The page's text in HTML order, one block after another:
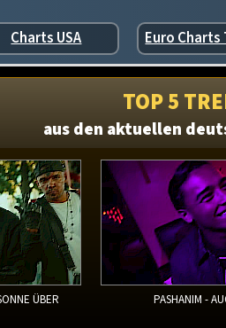
Charts USA Euro Charts
TOP 5
aus den aktuellen
ÜBER
PASHANIM -